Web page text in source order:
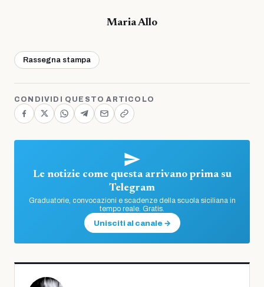
Maria Allo
Rassegna stampa
CONDIVIDI QUESTO ARTICOLO
Le notizie come questa arrivano prima su
Telegram
Graduatorie, convocazioni e scadenze della scuola siciliana in
tempo reale. Gratis.
Unisciti al canale →